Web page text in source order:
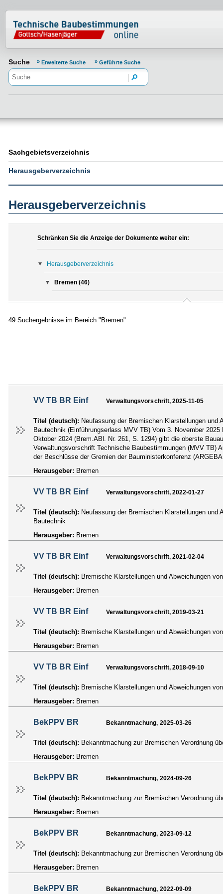
Normenportal Barrierefreiheit
Suche Erweiterte Suche Geführte Suche
Sachgebietsverzeichnis
Herausgeberverzeichnis
Herausgeberverzeichnis
Schränken Sie die Anzeige der Dokumente weiter ein:
Herausgeberverzeichnis
Bremen (46)
49 Suchergebnisse im Bereich "Bremen"
VV TB BR Einf Verwaltungsvorschrift, 2025-11-05
Titel (deutsch): Neufassung der Bremischen Klarstellungen
Bautechnik (Einführungserlass MVV TB) Vom 3. November
Oktober 2024 (Brem.ABl. Nr. 261, S. 1294) gibt die oberste
Verwaltungsvorschrift Technische Baubestimmungen (MVV TB)
der Beschlüsse der Gremien der Bauministerkonferenz
Herausgeber: Bremen
VV TB BR Einf Verwaltungsvorschrift, 2022-01-27
Titel (deutsch): Neufassung der Bremischen Klarstellungen
Bautechnik
Herausgeber: Bremen
VV TB BR Einf Verwaltungsvorschrift, 2021-02-04
Titel (deutsch): Bremische Klarstellungen und Abweichungen
Herausgeber: Bremen
VV TB BR Einf Verwaltungsvorschrift, 2019-03-21
Titel (deutsch): Bremische Klarstellungen und Abweichungen
Herausgeber: Bremen
VV TB BR Einf Verwaltungsvorschrift, 2018-09-10
Titel (deutsch): Bremische Klarstellungen und Abweichungen
Herausgeber: Bremen
BekPPV BR Bekanntmachung, 2025-03-26
Titel (deutsch): Bekanntmachung zur Bremischen Verordnung
Herausgeber: Bremen
BekPPV BR Bekanntmachung, 2024-09-26
Titel (deutsch): Bekanntmachung zur Bremischen Verordnung
Herausgeber: Bremen
BekPPV BR Bekanntmachung, 2023-09-12
Titel (deutsch): Bekanntmachung zur Bremischen Verordnung
Herausgeber: Bremen
BekPPV BR Bekanntmachung, 2022-09-09